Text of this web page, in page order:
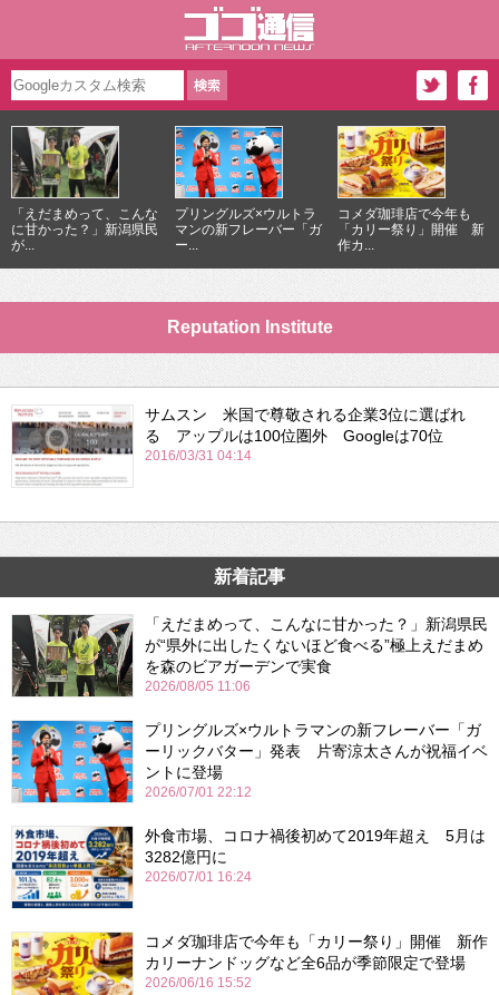
「えだまめって、こんな
に甘かった？」新潟県民
が...
プリングルズ×ウルトラ
マンの新フレーバー「ガ
ー...
コメダ珈琲店で今年も
「カリー祭り」開催 新
作カ...
Reputation Institute
サムスン 米国で尊敬される企業3位に選ばれ
る アップルは100位圏外 Googleは70位
2016/03/31 04:14
新着記事
「えだまめって、こんなに甘かった？」新潟県民
が“県外に出したくないほど食べる”極上えだまめ
を森のビアガーデンで実食
2026/08/05 11:06
プリングルズ×ウルトラマンの新フレーバー「ガ
ーリックバター」発表 片寄涼太さんが祝福イベ
ントに登場
2026/07/01 22:12
外食市場、コロナ禍後初めて2019年超え 5月は
3282億円に
2026/07/01 16:24
コメダ珈琲店で今年も「カリー祭り」開催 新作
カリーナンドッグなど全6品が季節限定で登場
2026/06/16 15:52